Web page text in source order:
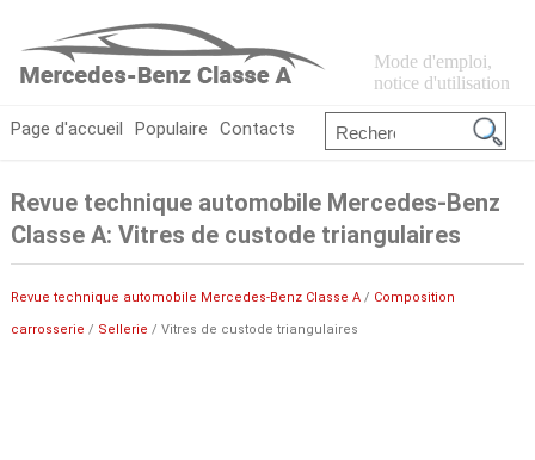
Mode d'emploi,
notice d'utilisation
Page d'accueil Populaire Contacts
Revue technique automobile Mercedes-Benz
Classe A: Vitres de custode triangulaires
Revue technique automobile Mercedes-Benz Classe A/ Composition
carrosserie / Sellerie / Vitres de custode triangulaires